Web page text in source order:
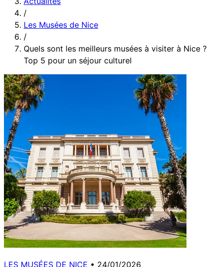
/
Les Musées de Nice
/
Quels sont les meilleurs musées à visiter à Nice ?
Top 5 pour un séjour culturel
LES MUSÉES DE NICE • 24/01/2026